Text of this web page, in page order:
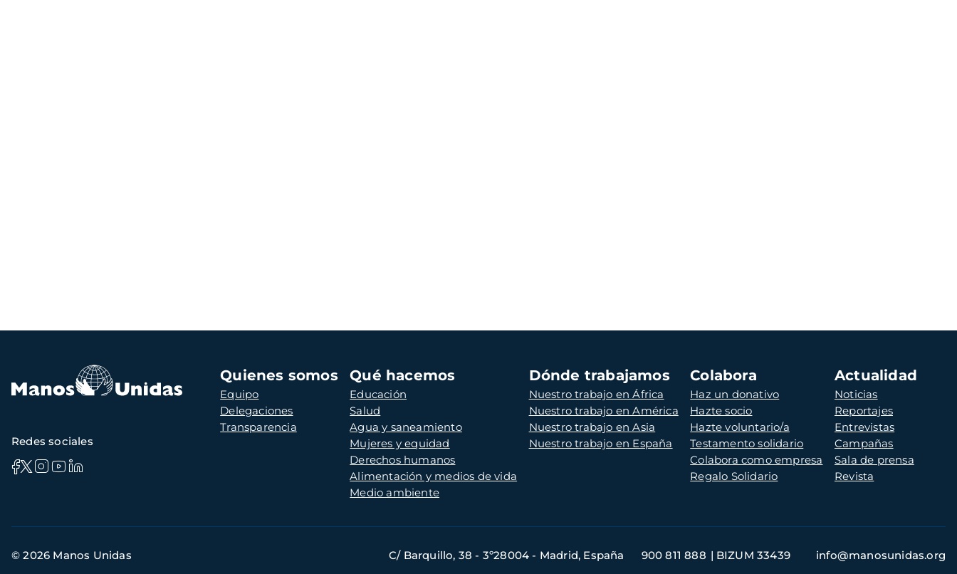
Navegación
principal
Quienes somos
Equipo
Delegaciones
Transparencia
Qué hacemos
Educación
Salud
Agua y saneamiento
Mujeres y equidad
Derechos humanos
Alimentación y medios de vida
Medio ambiente
Dónde trabajamos
Nuestro trabajo en África
Nuestro trabajo en América
Nuestro trabajo en Asia
Nuestro trabajo en España
Colabora
Haz un donativo
Hazte socio
Hazte voluntario/a
Testamento solidario
Colabora como empresa
Regalo Solidario
Actualidad
Noticias
Reportajes
Entrevistas
Campañas
Sala de prensa
Revista
Redes sociales
de
© 2026 Manos Unidas C/ Barquillo, 38 - 3º28004 - Madrid, España 900 811 888 BIZUM 33439 info@manosunidas.org